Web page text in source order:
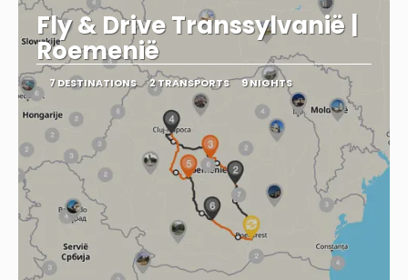
Fly & Drive Transsylvanië |
Roemenië
7 DESTINATIONS 2 TRANSPORTS 9 NIGHTS